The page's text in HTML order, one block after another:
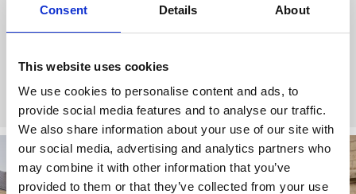
Consent Details About
This website uses cookies
We use cookies to personalise content and ads, to
provide social media features and to analyse our traffic.
We also share information about your use of our site with
our social media, advertising and analytics partners who
may combine it with other information that you’ve
provided to them or that they’ve collected from your use
välbevarad skeppssättning, domarringar och olika typer av
Läs mer